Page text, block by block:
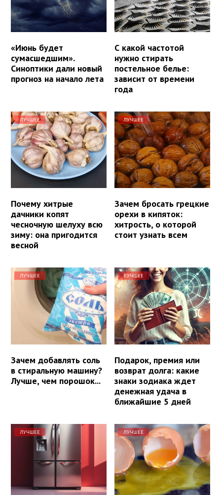
«Июнь будет
сумасшедшим».
Синоптики дали новый
прогноз на начало лета
С какой частотой
нужно стирать
постельное белье:
зависит от времени
года
ЛУЧШЕЕ
Почему хитрые
дачники копят
чесночную шелуху всю
зиму: она пригодится
весной
ЛУЧШЕЕ
Зачем бросать грецкие
орехи в кипяток:
хитрость, о которой
стоит узнать всем
ЛУЧШЕЕ
Зачем добавлять соль
в стиральную машину?
Лучше, чем порошок...
ЛУЧШЕЕ
Подарок, премия или
возврат долга: какие
знаки зодиака ждет
денежная удача в
ближайшие 5 дней
ЛУЧШЕЕ ЛУЧШЕЕ